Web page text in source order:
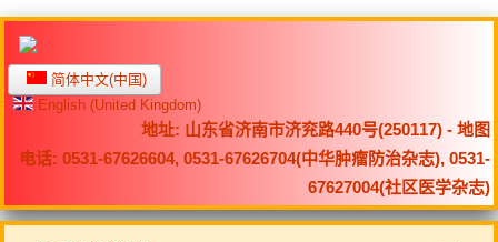
简体中文(中国)
English (United Kingdom)
地址: 山东省济南市济兖路440号(250117) - 地图
电话: 0531-67626604, 0531-67626704(中华肿瘤防治杂志), 0531-
67627004(社区医学杂志)